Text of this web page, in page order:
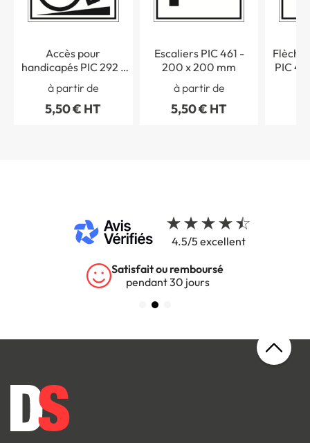
Accès pour
handicapés PIC 292 -
200 x 200 mm
à partir de
5,50 € HT
Escaliers PIC 461 -
200 x 200 mm
à partir de
5,50 € HT
PIC
4.5/5 excellent
Satisfait ou remboursé
pendant 30 jours